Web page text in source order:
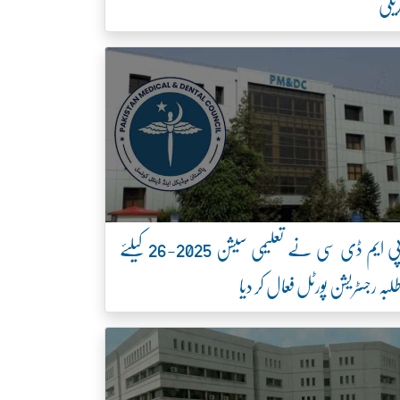
پی ایم ڈی سی نے تعلیمی سیشن 2025-26 کیلئے
رجسٹریشن پورٹل فعال کر دیا